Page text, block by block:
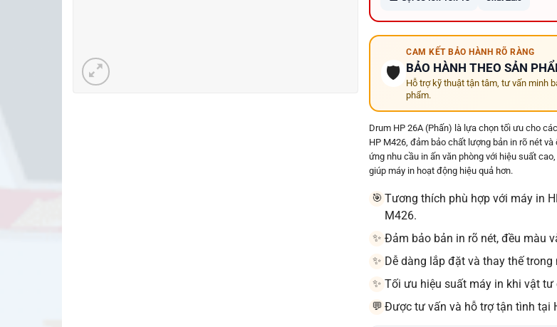
🛡️
CAM KẾT BẢO HÀNH RÕ RÀNG
BẢO HÀNH THEO SẢN
Hỗ trợ kỹ thuật tận tâm, tư vấn minh
phẩm.
Drum HP 26A (Phấn) là lựa chọn tối ưu cho
HP M426, đảm bảo chất lượng bản in rõ nét
ứng nhu cầu in ấn văn phòng với hiệu suất
giúp máy in hoạt động hiệu quả hơn.
🎯 Tương thích phù hợp với máy in
M426.
✨ Đảm bảo bản in rõ nét, đều màu
✨ Dễ dàng lắp đặt và thay thế
✨ Tối ưu hiệu suất máy in khi vật tư
💬 Được tư vấn và hỗ trợ tận tình tại